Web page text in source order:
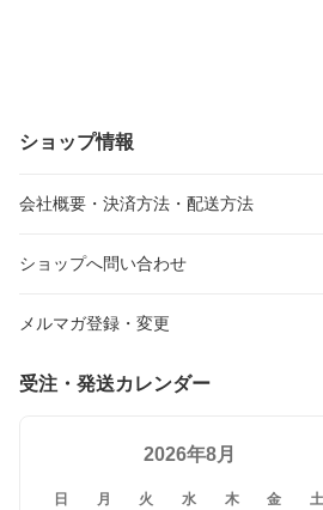
ショップ情報
会社概要・決済方法・配送方法
ショップへ問い合わせ
メルマガ登録・変更
受注・発送カレンダー
2026年8月
日 月 火 水 木 金 土